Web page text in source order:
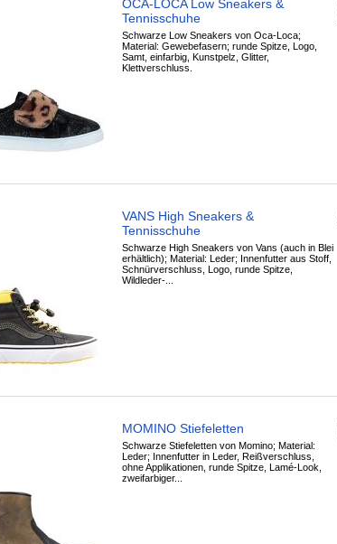
OCA-LOCA Low Sneakers &
Tennisschuhe
Schwarze Low Sneakers von Oca-Loca;
Material: Gewebefasern; runde Spitze, Logo,
Samt, einfarbig, Kunstpelz, Glitter,
Klettverschluss.
VANS High Sneakers &
Tennisschuhe
Schwarze High Sneakers von Vans (auch in Blei
erhältlich); Material: Leder; Innenfutter aus Stoff,
Schnürverschluss, Logo, runde Spitze,
Wildleder-...
MOMINO Stiefeletten
Schwarze Stiefeletten von Momino; Material:
Leder; Innenfutter in Leder, Reißverschluss,
ohne Applikationen, runde Spitze, Lamé-Look,
zweifarbiger...